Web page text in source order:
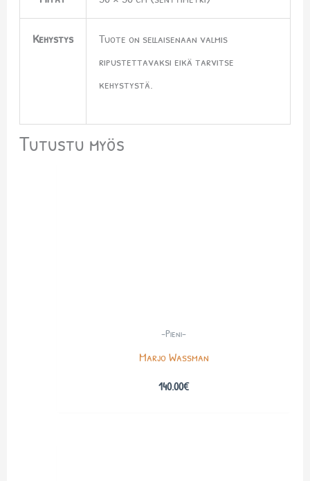
Kehystys
Tuote on sellaisenaan valmis
ripustettavaksi eikä tarvitse
kehystystä.
Tutustu myös
-Pieni-
Marjo Wassman
140.00€